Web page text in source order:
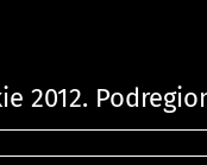
2012.